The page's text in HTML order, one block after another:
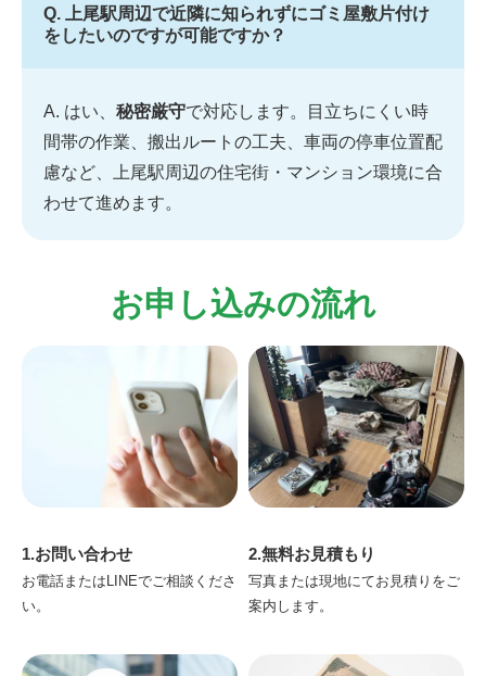
Q. 上尾駅周辺で近隣に知られずにゴミ屋敷片付け
をしたいのですが可能ですか？
A. はい、 秘密厳守で対応します。目立ちにくい時
間帯の作業、搬出ルートの工夫、車両の停車位置配
慮など、上尾駅周辺の住宅街・マンション環境に合
わせて進めます。
お申し込みの流れ
1.お問い合わせ
お電話またはLINEでご相談くださ
い。
2.無料お見積もり
写真または現地にてお見積りをご
案内します。